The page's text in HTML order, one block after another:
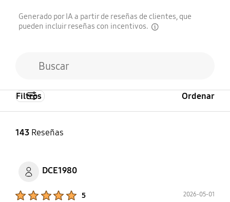
Generado por IA a partir de reseñas de clientes, que
pueden incluir reseñas con incentivos.
143Reseñas
Filtros Ordenar
DCE1980
5 2026-05-01